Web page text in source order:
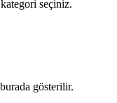
seçiniz.
gösterilir.